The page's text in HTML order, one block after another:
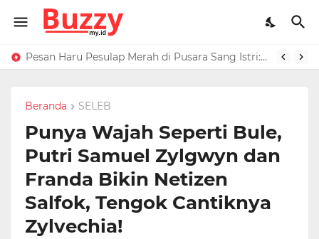
Pesan Haru Pesulap Merah di Pusara Sang Istri: Sekarang Kamu Enggak Perlu Sakit Disuntik Lagi
Raffi Ahmad Masih di LN, Kirim Rp 1 M ke Jeje Buat Korban Longsor Bandung Barat
Beranda SELEB
Punya Wajah Seperti Bule,
Putri Samuel Zylgwyn dan
Franda Bikin Netizen
Salfok, Tengok Cantiknya
Zylvechia!